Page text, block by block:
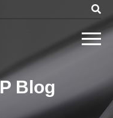
Blog